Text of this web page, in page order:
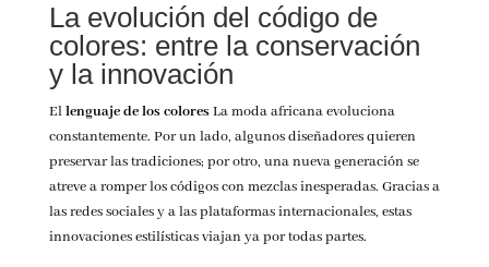
La evolución del código de
colores: entre la conservación
y la innovación
Ellenguaje de los coloresLa moda africana evoluciona
constantemente. Por un lado, algunos diseñadores quieren
preservar las tradiciones; por otro, una nueva generación se
atreve a romper los códigos con mezclas inesperadas. Gracias a
las redes sociales y a las plataformas internacionales, estas
innovaciones estilísticas viajan ya por todas partes.